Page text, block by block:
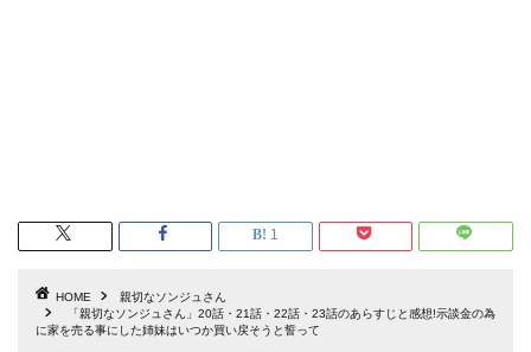
1
HOME
親切なソンジュさん
「親切なソンジュさん」20話・21話・22話・23話のあらすじと感想!示談金の為
に家を売る事にした姉妹はいつか買い戻そうと誓って